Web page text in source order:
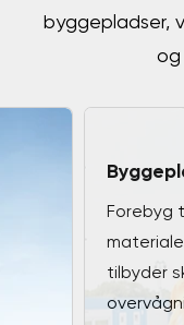
byggepladser,
og
Forebyg
tilbyder